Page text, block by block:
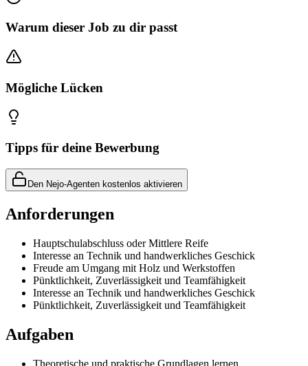
Warum dieser Job zu dir passt
Mögliche Lücken
Tipps für deine Bewerbung
Den Nejo-Agenten kostenlos aktivieren
Anforderungen
Hauptschulabschluss oder Mittlere Reife
Interesse an Technik und handwerkliches Geschick
Freude am Umgang mit Holz und Werkstoffen
Pünktlichkeit, Zuverlässigkeit und Teamfähigkeit
Interesse an Technik und handwerkliches Geschick
Pünktlichkeit, Zuverlässigkeit und Teamfähigkeit
Aufgaben
Theoretische und praktische Grundlagen lernen